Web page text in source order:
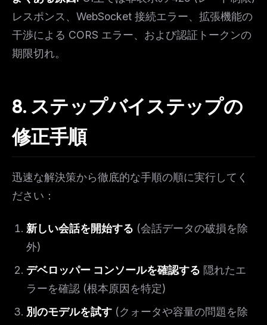
レスポンス、WebSocket 接続エラー、拡張機能の
干渉による CORS エラー、および認証トークンの
期限切れ。
8. ステップバイステップの
修正手順
迅速な解決策から徹底的な手順の順に実行してく
ださい：
新しい会話を開始する (会話データの破損を除
外)
デベロッパー コンソールを確認する 隠れたエ
ラーを確認 (根本原因を特定)
別のモデルを試す (クォータや容量の問題を除